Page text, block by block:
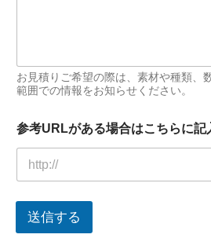
お見積りご希望の際は、素材や種類、
範囲での情報をお知らせください。
参考URLがある場合はこちらに記
送信する